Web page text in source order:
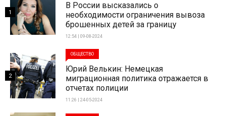
В России высказались о
необходимости ограничения вывоза
брошенных детей за границу
12:54 | 09-08-2024
1
ОБЩЕСТВО
Юрий Велькин: Немецкая
миграционная политика отражается в
отчетах полиции
11:26 | 24-05-2024
2